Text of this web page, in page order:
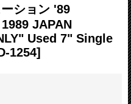
ション '89
JAPAN
Used 7" Single
1254]